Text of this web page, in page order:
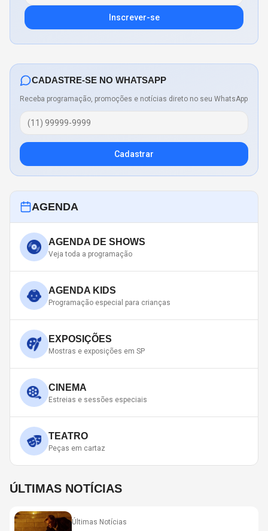
Inscrever-se
CADASTRE-SE NO WHATSAPP
Receba programação, promoções e notícias direto no seu WhatsApp
Cadastrar
AGENDA
AGENDA DE SHOWS
Veja toda a programação
AGENDA KIDS
Programação especial para crianças
EXPOSIÇÕES
Mostras e exposições em SP
CINEMA
Estreias e sessões especiais
TEATRO
Peças em cartaz
ÚLTIMAS NOTÍCIAS
Últimas Notícias